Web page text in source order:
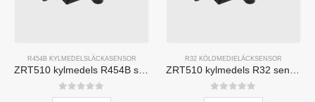
R454B KYLMEDELSLÄCKASENSOR
0av 5
R32 KÖLDMEDIELÄCKSENSOR
0av 5